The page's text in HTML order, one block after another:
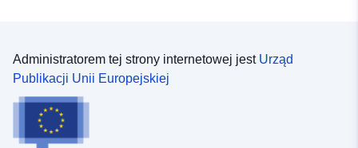
Administratorem tej strony internetowej jest Urząd
Publikacji Unii Europejskiej